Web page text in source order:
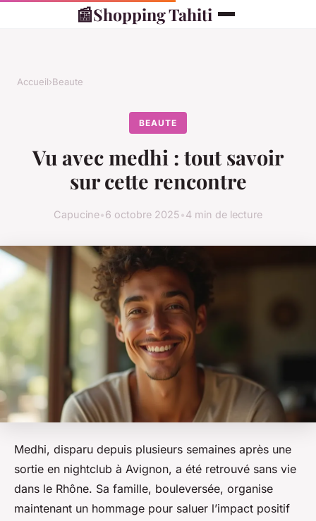
📰Shopping Tahiti
Accueil›Beaute
BEAUTE
Vu avec medhi : tout savoir
sur cette rencontre
Capucine•6 octobre 2025•4 min de lecture
Medhi, disparu depuis plusieurs semaines après une
sortie en nightclub à Avignon, a été retrouvé sans vie
dans le Rhône. Sa famille, bouleversée, organise
maintenant un hommage pour saluer l’impact positif